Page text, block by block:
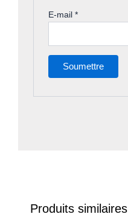
E-mail*
Produits similaires